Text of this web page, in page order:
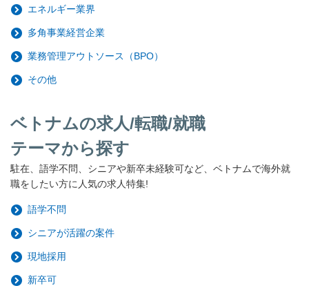
エネルギー業界
多角事業経営企業
業務管理アウトソース（BPO）
その他
ベトナムの求人/転職/就職
テーマから探す
駐在、語学不問、シニアや新卒未経験可など、ベトナムで海外就
職をしたい方に人気の求人特集!
語学不問
シニアが活躍の案件
現地採用
新卒可